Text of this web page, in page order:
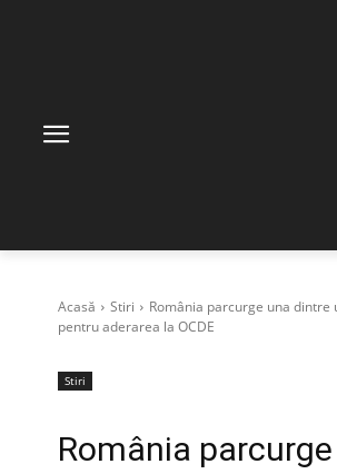
Acasă Stiri
România parcurge una dintre
pentru aderarea la OCDE
Stiri
România